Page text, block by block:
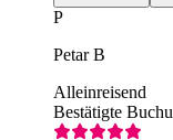
P
Petar B
Alleinreisend
Bestätigte